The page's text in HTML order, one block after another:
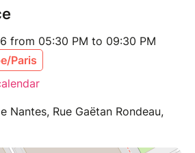
from 05:30 PM to 09:30 PM
Paris
Nantes, Rue Gaëtan Rondeau,